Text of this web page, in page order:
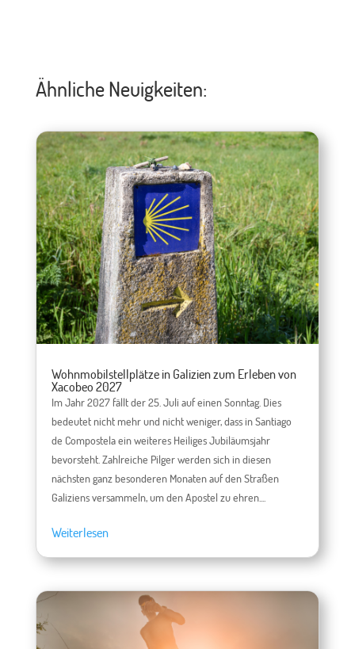
Ähnliche Neuigkeiten:
Wohnmobilstellplätze in Galizien zum Erleben von
Xacobeo 2027
Im Jahr 2027 fällt der 25. Juli auf einen Sonntag. Dies
bedeutet nicht mehr und nicht weniger, dass in Santiago
de Compostela ein weiteres Heiliges Jubiläumsjahr
bevorsteht. Zahlreiche Pilger werden sich in diesen
nächsten ganz besonderen Monaten auf den Straßen
Galiziens versammeln, um den Apostel zu ehren....
Weiterlesen